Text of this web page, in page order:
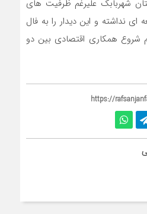
شهربابک علیرغم ظرفیت های
ای نداشته و این دیدار را به فال
شروع همکاری اقتصادی بین دو
https://